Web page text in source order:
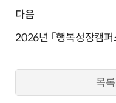
다음
2026년 「행복성장캠퍼
목